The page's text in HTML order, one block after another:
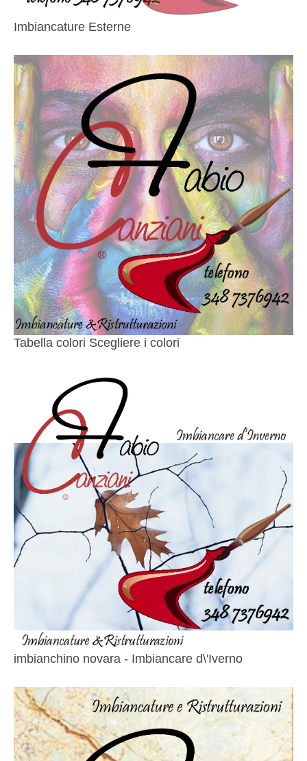
Imbiancature Esterne
Tabella colori Scegliere i colori
imbianchino novara - Imbiancare d\'Iverno